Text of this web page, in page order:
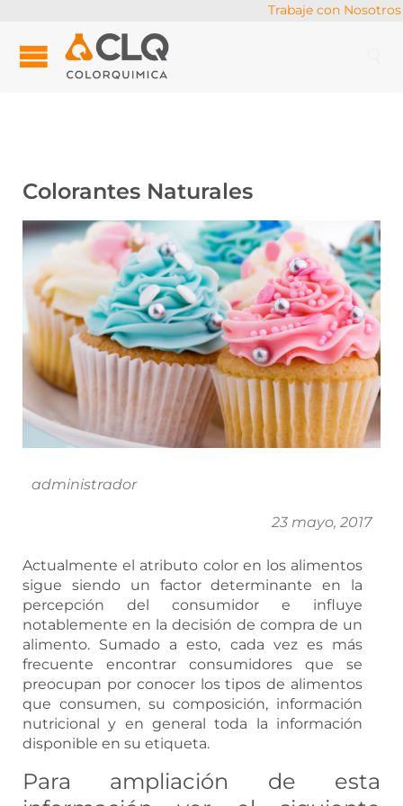
Trabaje con Nosotros
Colorantes Naturales
administrador
23 mayo, 2017
Actualmente el atributo color en los alimentos
sigue siendo un factor determinante en la
percepción del consumidor e influye
notablemente en la decisión de compra de un
alimento. Sumado a esto, cada vez es más
frecuente encontrar consumidores que se
preocupan por conocer los tipos de alimentos
que consumen, su composición, información
nutricional y en general toda la información
disponible en su etiqueta.
Para ampliación de esta